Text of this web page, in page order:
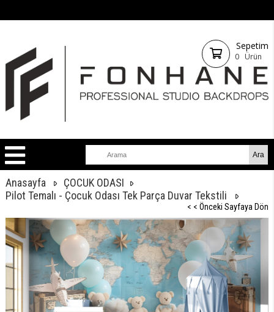
Sepetim
0 Ürün
Anasayfa
ÇOCUK ODASI
Pilot Temalı - Çocuk Odası Tek Parça Duvar Tekstili
< < Önceki Sayfaya Dön